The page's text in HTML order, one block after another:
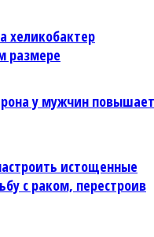
хеликобактер
размере
у мужчин повышает
истощенные
с раком, перестроив